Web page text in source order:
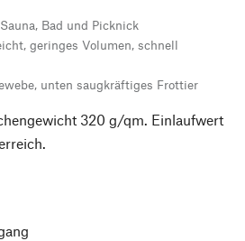
Bad und Picknick
geringes Volumen, schnell
unten saugkräftiges Frottier
320 g/qm. Einlaufwert